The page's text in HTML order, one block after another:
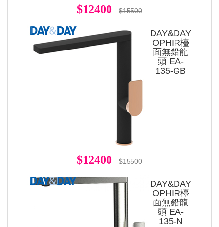
$12400 $15500
DAY&DAY
OPHIR檯
面無鉛龍
頭 EA-
135-GB
$12400 $15500
DAY&DAY
OPHIR檯
面無鉛龍
頭 EA-
135-N